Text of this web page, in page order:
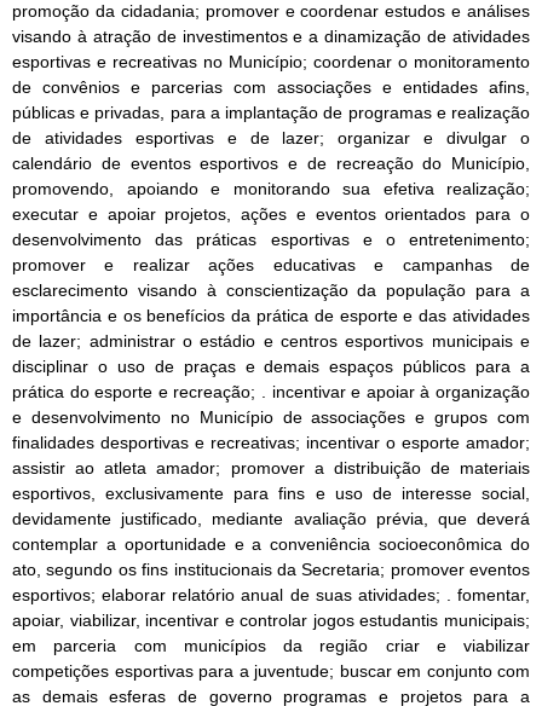
promoção da cidadania; promover e coordenar estudos e análises
visando à atração de investimentos e a dinamização de atividades
esportivas e recreativas no Município; coordenar o monitoramento
de convênios e parcerias com associações e entidades afins,
públicas e privadas, para a implantação de programas e realização
de atividades esportivas e de lazer; organizar e divulgar o
calendário de eventos esportivos e de recreação do Município,
promovendo, apoiando e monitorando sua efetiva realização;
executar e apoiar projetos, ações e eventos orientados para o
desenvolvimento das práticas esportivas e o entretenimento;
promover e realizar ações educativas e campanhas de
esclarecimento visando à conscientização da população para a
importância e os benefícios da prática de esporte e das atividades
de lazer; administrar o estádio e centros esportivos municipais e
disciplinar o uso de praças e demais espaços públicos para a
prática do esporte e recreação; . incentivar e apoiar à organização
e desenvolvimento no Município de associações e grupos com
finalidades desportivas e recreativas; incentivar o esporte amador;
assistir ao atleta amador; promover a distribuição de materiais
esportivos, exclusivamente para fins e uso de interesse social,
devidamente justificado, mediante avaliação prévia, que deverá
contemplar a oportunidade e a conveniência socioeconômica do
ato, segundo os fins institucionais da Secretaria; promover eventos
esportivos; elaborar relatório anual de suas atividades; . fomentar,
apoiar, viabilizar, incentivar e controlar jogos estudantis municipais;
em parceria com municípios da região criar e viabilizar
competições esportivas para a juventude; buscar em conjunto com
as demais esferas de governo programas e projetos para a